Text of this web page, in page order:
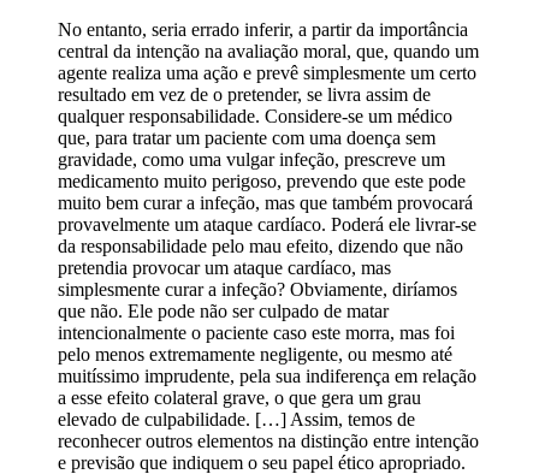
No entanto, seria errado inferir, a partir da importância
central da intenção na avaliação moral, que, quando um
agente realiza uma ação e prevê simplesmente um certo
resultado em vez de o pretender, se livra assim de
qualquer responsabilidade. Considere-se um médico
que, para tratar um paciente com uma doença sem
gravidade, como uma vulgar infeção, prescreve um
medicamento muito perigoso, prevendo que este pode
muito bem curar a infeção, mas que também provocará
provavelmente um ataque cardíaco. Poderá ele livrar-se
da responsabilidade pelo mau efeito, dizendo que não
pretendia provocar um ataque cardíaco, mas
simplesmente curar a infeção? Obviamente, diríamos
que não. Ele pode não ser culpado de matar
intencionalmente o paciente caso este morra, mas foi
pelo menos extremamente negligente, ou mesmo até
muitíssimo imprudente, pela sua indiferença em relação
a esse efeito colateral grave, o que gera um grau
elevado de culpabilidade. […] Assim, temos de
reconhecer outros elementos na distinção entre intenção
e previsão que indiquem o seu papel ético apropriado.